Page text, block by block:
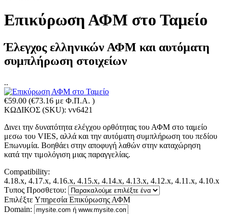
Επικύρωση ΑΦΜ στο Ταμείο
Έλεγχος ελληνικών ΑΦΜ και αυτόματη
συμπλήρωση στοιχείων
..
€59.00 (€73.16 με Φ.Π.Α. )
ΚΩΔΙΚΟΣ (SKU): vv6421
Δινει την δυνατότητα ελέγχου ορθότητας του ΑΦΜ στο ταμείο
μεσω του VIES, αλλά και την αυτόματη συμπλήρωση του πεδίου
Επωνυμία. Βοηθάει στην αποφυγή λαθών στην καταχώρηση
κατά την τιμολόγιση μιας παραγγελίας.
Compatibility:
4.18.x, 4.17.x, 4.16.x, 4.15.x, 4.14.x, 4.13.x, 4.12.x, 4.11.x, 4.10.x
Τυπος Προσθετου:
Επιλέξτε Υπηρεσία Επικύρωσης ΑΦΜ
Domain: